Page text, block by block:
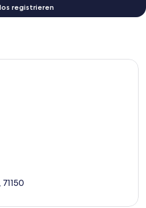
registrieren